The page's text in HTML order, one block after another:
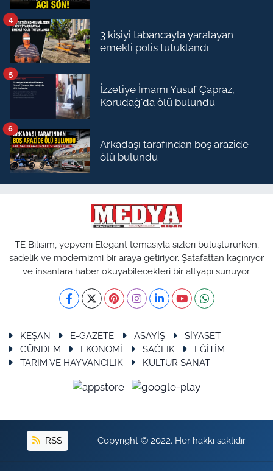
3 kişiyi tabancayla yaralayan
emekli polis tutuklandı
4
İzzetiye İmamı Yusuf Çapraz,
Korudağ'da ölü bulundu
5
Arkadaşı tarafından boş arazide
ölü bulundu
6
TE Bilişim, yepyeni Elegant temasıyla sizleri buluştururken,
sadelik ve modernizmi bir araya getiriyor. Şatafattan kaçınıyor
ve insanlara haber okuyabilecekleri bir altyapı sunuyor.
KEŞAN E-GAZETE ASAYİŞ
SİYASET
GÜNDEM
EKONOMİ SAĞLIK
EĞİTİM
TARIM VE HAYVANCILIK
KÜLTÜR SANAT
RSS Copyright © 2022. Her hakkı saklıdır.